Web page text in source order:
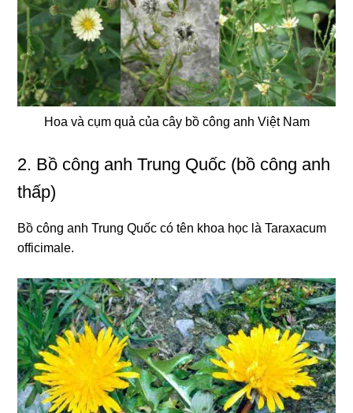
Hoa và cụm quả của cây bồ công anh Việt Nam
2. Bồ công anh Trung Quốc (bồ công anh
thấp)
Bồ công anh Trung Quốc có tên khoa học là Taraxacum
officimale.